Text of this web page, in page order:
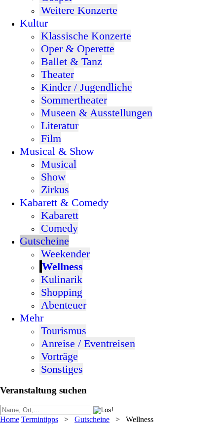
Weitere Konzerte
Kultur
Klassische Konzerte
Oper & Operette
Ballet & Tanz
Theater
Kinder / Jugendliche
Sommertheater
Museen & Ausstellungen
Literatur
Film
Musical & Show
Musical
Show
Zirkus
Kabarett & Comedy
Kabarett
Comedy
Gutscheine
Weekender
Wellness
Kulinarik
Shopping
Abenteuer
Mehr
Tourismus
Anreise / Eventreisen
Vorträge
Sonstiges
Veranstaltung suchen
Home Termintipps > Gutscheine > Wellness